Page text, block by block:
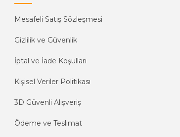
Mesafeli Satış Sözleşmesi
Gizlilik ve Güvenlik
İptal ve İade Koşulları
Kişisel Veriler Politikası
3D Güvenli Alışveriş
Ödeme ve Teslimat